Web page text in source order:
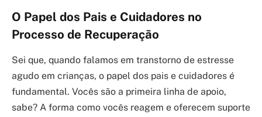
O Papel dos Pais e Cuidadores no
Processo de Recuperação
Sei que, quando falamos em transtorno de estresse
agudo em crianças, o papel dos pais e cuidadores é
fundamental. Vocês são a primeira linha de apoio,
sabe? A forma como vocês reagem e oferecem suporte